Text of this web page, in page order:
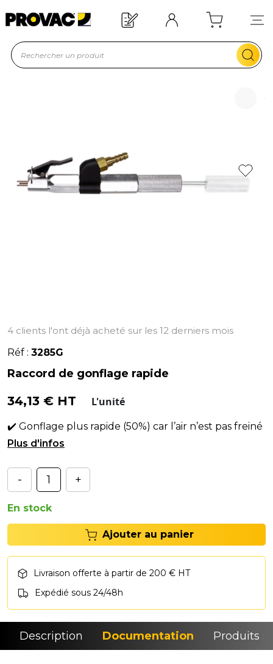
Besoin d'un équipement ?
4 clients l'ont déjà acheté sur les 12 derniers mois
Réf : 3285G
Raccord de gonflage rapide
34,13 € HT L'unité
✔️ Gonflage plus rapide (50%) car l’air n’est pas freiné
par l’intérieur de valve.✔️ Outil 100% métallique.
- +
En stock
Ajouter au panier
Livraison offerte à partir de 200 € HT
Expédié sous 24/48h
Description Documentation Produits